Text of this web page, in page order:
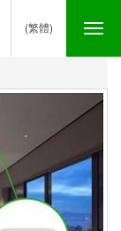
(繁體)